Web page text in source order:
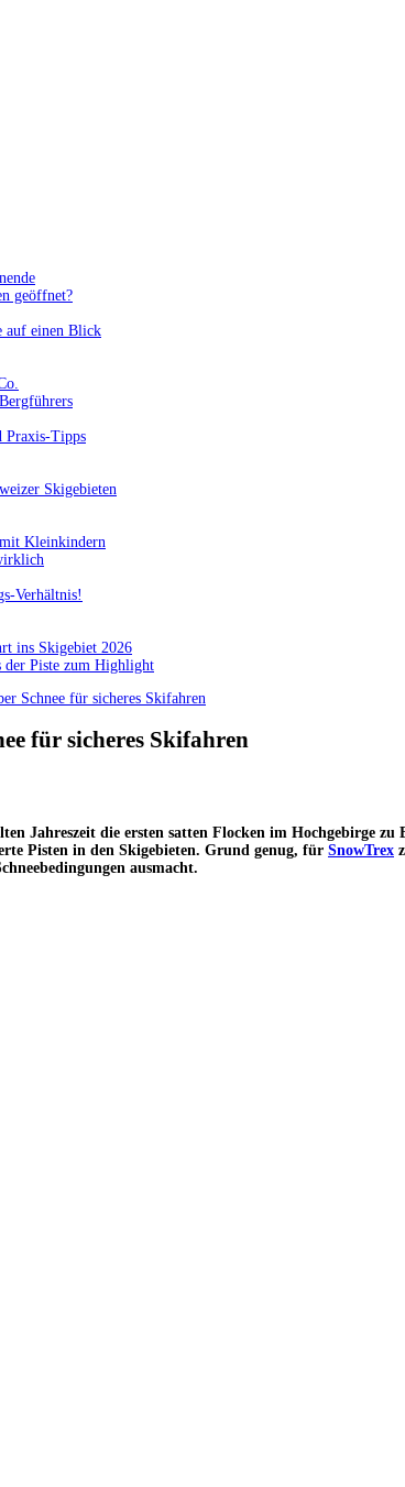
geöffnet?
auf einen Blick
Praxis-Tipps
Skigebieten
Kleinkindern
Verhältnis!
ins Skigebiet 2026
der Piste zum Highlight
Schnee für sicheres Skifahren
für sicheres Skifahren
Jahreszeit die ersten satten Flocken im Hochgebirge
Pisten in den Skigebieten. Grund genug, für SnowTrex
ausmacht.